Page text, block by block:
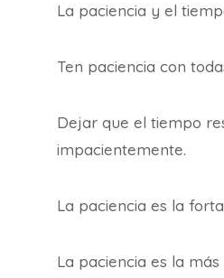
La paciencia y el
Ten paciencia con
Dejar que el tiempo
impacientemente.
La paciencia es la
La paciencia es la